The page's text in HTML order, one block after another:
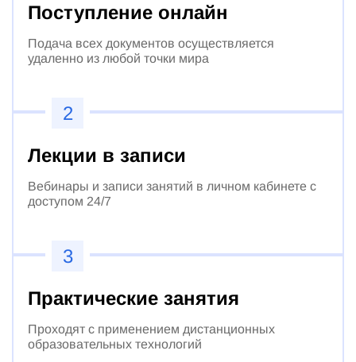
Поступление онлайн
Подача всех документов осуществляется
удаленно из любой точки мира
2
Лекции в записи
Вебинары и записи занятий в личном кабинете с
доступом 24/7
3
Практические занятия
Проходят с применением дистанционных
образовательных технологий